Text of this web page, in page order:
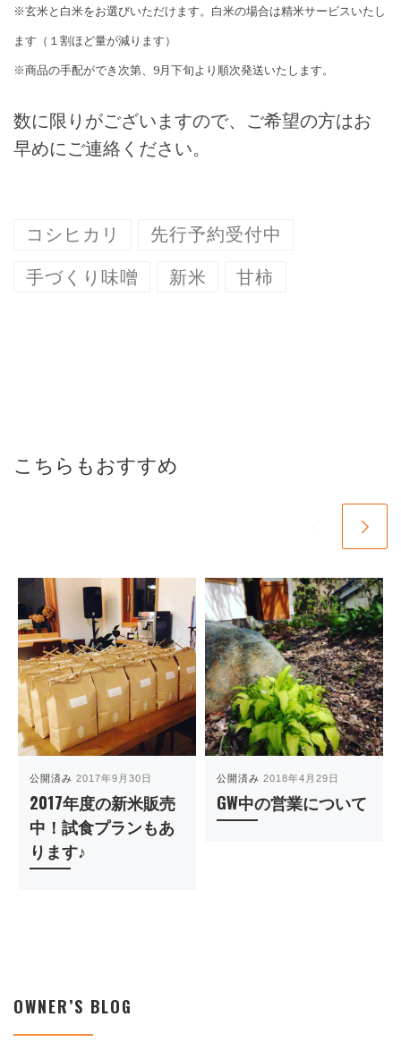
※玄米と白米をお選びいただけます。白米の場合は精米サービスいたし
ます（１割ほど量が減ります）
※商品の手配ができ次第、9月下旬より順次発送いたします。
数に限りがございますので、ご希望の方はお
早めにご連絡ください。
コシヒカリ 先行予約受付中
手づくり味噌 新米 甘柿
こちらもおすすめ
公開済み2017年9月30日
2017年度の新米販売
中！試食プランもあ
ります♪
公開済み2018年4月29日
GW中の営業について
OWNER’S BLOG